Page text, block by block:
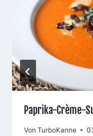
Paprika-Crème-
Von TurboKanne